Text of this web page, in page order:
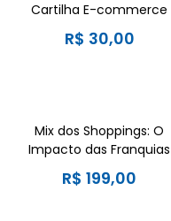
Cartilha E-commerce
R$ 30,00
Mix dos Shoppings: O
Impacto das Franquias
R$ 199,00